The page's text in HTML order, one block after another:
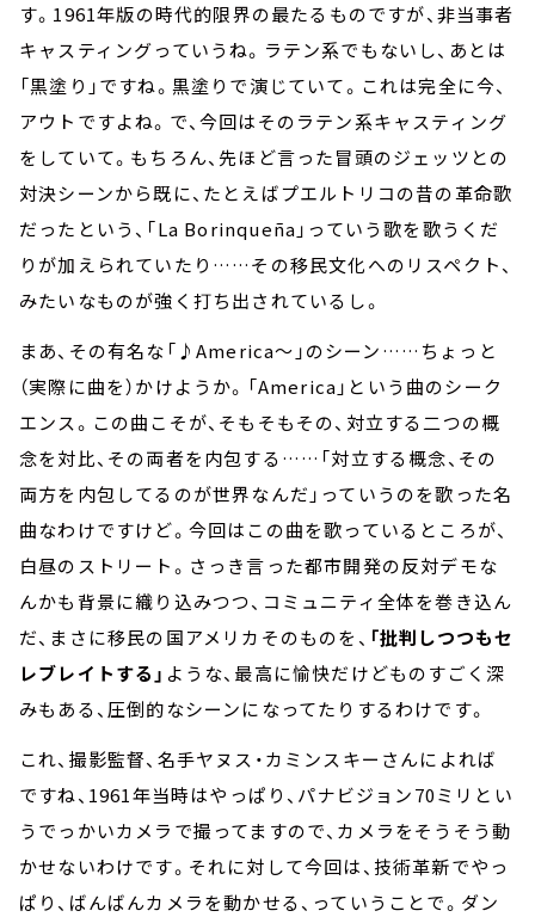
す。1961年版の時代的限界の最たるものですが、非当事者
キャスティングっていうね。ラテン系でもないし、あとは
「黒塗り」ですね。黒塗りで演じていて。これは完全に今、
アウトですよね。で、今回はそのラテン系キャスティング
をしていて。もちろん、先ほど言った冒頭のジェッツとの
対決シーンから既に、たとえばプエルトリコの昔の革命歌
だったという、「La Borinqueña」っていう歌を歌うくだ
りが加えられていたり……その移民文化へのリスペクト、
みたいなものが強く打ち出されているし。
まあ、その有名な「♪America～」のシーン……ちょっと
（実際に曲を）かけようか。「America」という曲のシーク
エンス。この曲こそが、そもそもその、対立する二つの概
念を対比、その両者を内包する……「対立する概念、その
両方を内包してるのが世界なんだ」っていうのを歌った名
曲なわけですけど。今回はこの曲を歌っているところが、
白昼のストリート。さっき言った都市開発の反対デモな
んかも背景に織り込みつつ、コミュニティ全体を巻き込ん
だ、まさに移民の国アメリカそのものを、 「批判しつつもセ
レブレイトする」 ような、最高に愉快だけどものすごく深
みもある、圧倒的なシーンになってたりするわけです。
これ、撮影監督、名手ヤヌス・カミンスキーさんによれば
ですね、1961年当時はやっぱり、パナビジョン70ミリとい
うでっかいカメラで撮ってますので、カメラをそうそう動
かせないわけです。それに対して今回は、技術革新でやっ
ぱり、ばんばんカメラを動かせる、っていうことで。ダン